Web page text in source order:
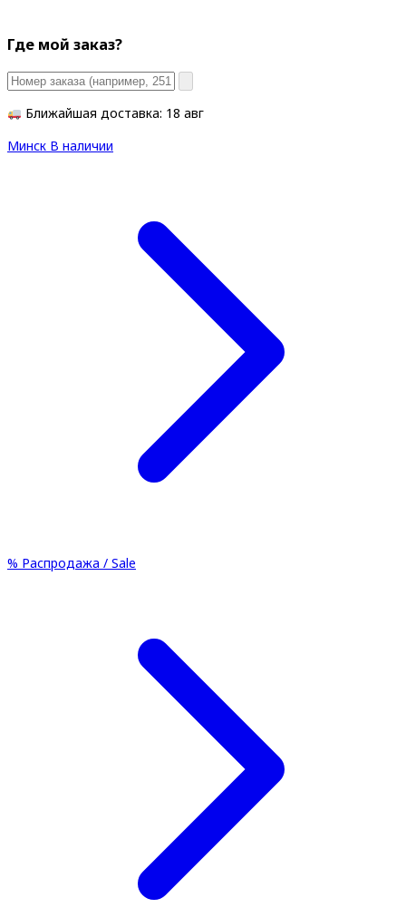
Где мой заказ?
Ближайшая доставка: 18 авг
Минск В наличии
% Распродажа / Sale